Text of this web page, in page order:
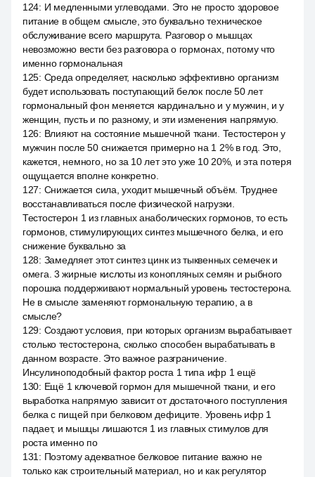
124: И медленными углеводами. Это не просто здоровое
питание в общем смысле, это буквально техническое
обслуживание всего маршрута. Разговор о мышцах
невозможно вести без разговора о гормонах, потому что
именно гормональная
125: Среда определяет, насколько эффективно организм
будет использовать поступающий белок после 50 лет
гормональный фон меняется кардинально и у мужчин, и у
женщин, пусть и по разному, и эти изменения напрямую.
126: Влияют на состояние мышечной ткани. Тестостерон у
мужчин после 50 снижается примерно на 1 2% в год. Это,
кажется, немного, но за 10 лет это уже 10 20%, и эта потеря
ощущается вполне конкретно.
127: Снижается сила, уходит мышечный объём. Труднее
восстанавливаться после физической нагрузки.
Тестостерон 1 из главных анаболических гормонов, то есть
гормонов, стимулирующих синтез мышечного белка, и его
снижение буквально за
128: Замедляет этот синтез цинк из тыквенных семечек и
омега. 3 жирные кислоты из конопляных семян и рыбного
порошка поддерживают нормальный уровень тестостерона.
Не в смысле заменяют гормональную терапию, а в
смысле?
129: Создают условия, при которых организм вырабатывает
столько тестостерона, сколько способен вырабатывать в
данном возрасте. Это важное разграничение.
Инсулиноподобный фактор роста 1 типа ифр 1 ещё
130: Ещё 1 ключевой гормон для мышечной ткани, и его
выработка напрямую зависит от достаточного поступления
белка с пищей при белковом дефиците. Уровень ифр 1
падает, и мышцы лишаются 1 из главных стимулов для
роста именно по
131 : Поэтому адекватное белковое питание важно не
только как строительный материал, но и как регулятор